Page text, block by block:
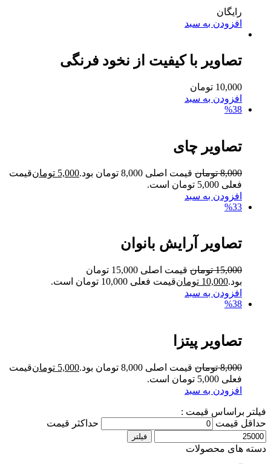
رایگان
افزودن به سبد
تصاویر با کیفیت از نخود فرنگی
10,000 تومان
افزودن به سبد
%38
تصاویر چای
8,000 تومان قیمت اصلی 8,000 تومان بود. 5,000 تومانقیمت
فعلی 5,000 تومان است.
افزودن به سبد
%33
تصاویر آرایش بانوان
15,000 تومان
قیمت اصلی 15,000 تومان
بود.10,000 تومانقیمت فعلی 10,000 تومان است.
افزودن به سبد
%38
تصاویر پیتزا
8,000 تومان قیمت اصلی 8,000 تومان بود. 5,000 تومانقیمت
فعلی 5,000 تومان است.
افزودن به سبد
فیلتر براساس قیمت :
حداقل قیمت
حداکثر قیمت
فیلتر
دسته های محصولات